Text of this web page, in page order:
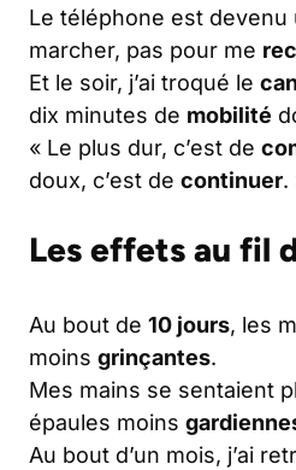
Le téléphone est devenu
marcher, pas pour me
Et le soir, j’ai troqué le
dix minutes de mobilité
« Le plus dur, c’est de
doux, c’est de continuer.
Les effets au fil
Au bout de 10 jours, les
moins grinçantes.
Mes mains se sentaient
épaules moins
Au bout d’un mois, j’ai